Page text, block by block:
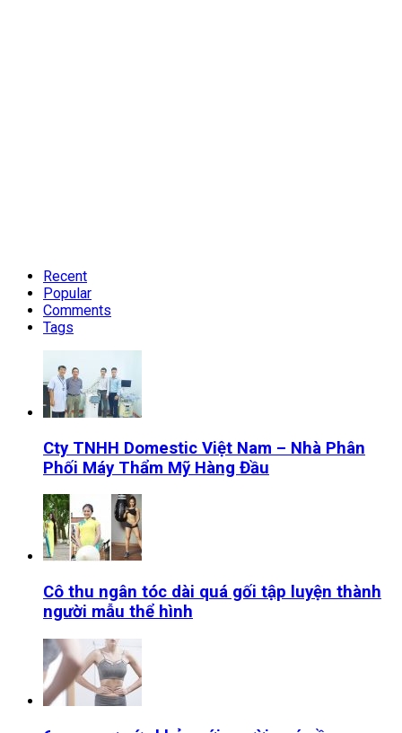
Recent
Popular
Comments
Tags
Cty TNHH Domestic Việt Nam – Nhà Phân
Phối Máy Thẩm Mỹ Hàng Đầu
Cô thu ngân tóc dài quá gối tập luyện thành
người mẫu thể hình